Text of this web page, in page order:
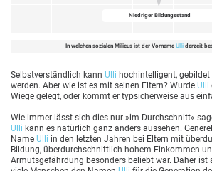
Niedriger Bildungsstand
In welchen sozialen Milieus ist der Vorname Ulli derzeit
Selbstverständlich kann Ulli hochintelligent,
werden. Aber wie ist es mit seinen Eltern? Wurde Ulli
Wiege gelegt, oder kommt er typsicherweise aus
Wie immer lässt sich dies nur »im Durchschnitt«
Ulli kann es natürlich ganz anders aussehen.
Name Ulli in den letzten Jahren bei Eltern mit
Bildung, überdurchschnittlich hohem Einkommen
Armutsgefährdung besonders beliebt war. Daher ist